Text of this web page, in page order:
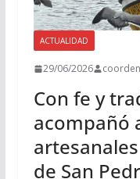
ACTUALIDAD
29/06/2026
Con fe y
acompañó
de San